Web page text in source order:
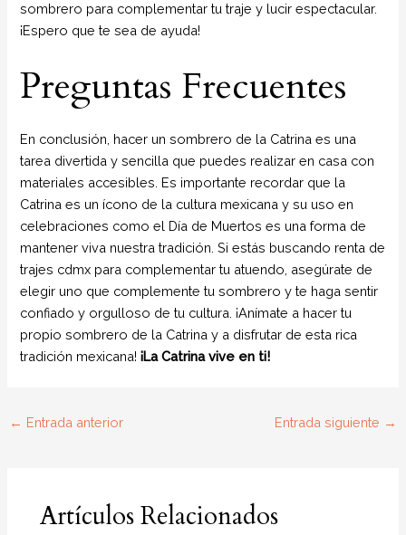
sombrero para complementar tu traje y lucir espectacular.
¡Espero que te sea de ayuda!
Preguntas Frecuentes
En conclusión, hacer un sombrero de la Catrina es una
tarea divertida y sencilla que puedes realizar en casa con
materiales accesibles. Es importante recordar que la
Catrina es un ícono de la cultura mexicana y su uso en
celebraciones como el Día de Muertos es una forma de
mantener viva nuestra tradición. Si estás buscando renta de
trajes cdmx para complementar tu atuendo, asegúrate de
elegir uno que complemente tu sombrero y te haga sentir
confiado y orgulloso de tu cultura. ¡Anímate a hacer tu
propio sombrero de la Catrina y a disfrutar de esta rica
tradición mexicana!¡La Catrina vive en ti!
← Entrada anterior Entrada siguiente →
Artículos Relacionados